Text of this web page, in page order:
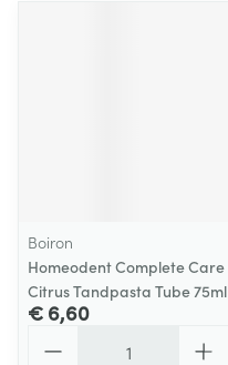
Boiron
Homeodent Complete Care
Citrus Tandpasta Tube 75ml
€ 6,60